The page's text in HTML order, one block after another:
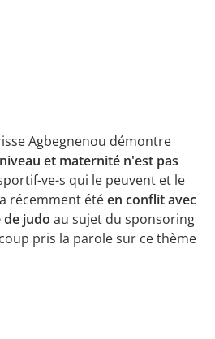
Agbegnenou démontre
et maternité n'est pas
ve-s qui le peuvent et le
récemment étéen conflit avec
de judo au sujet du sponsoring
pris la parole sur ce thème